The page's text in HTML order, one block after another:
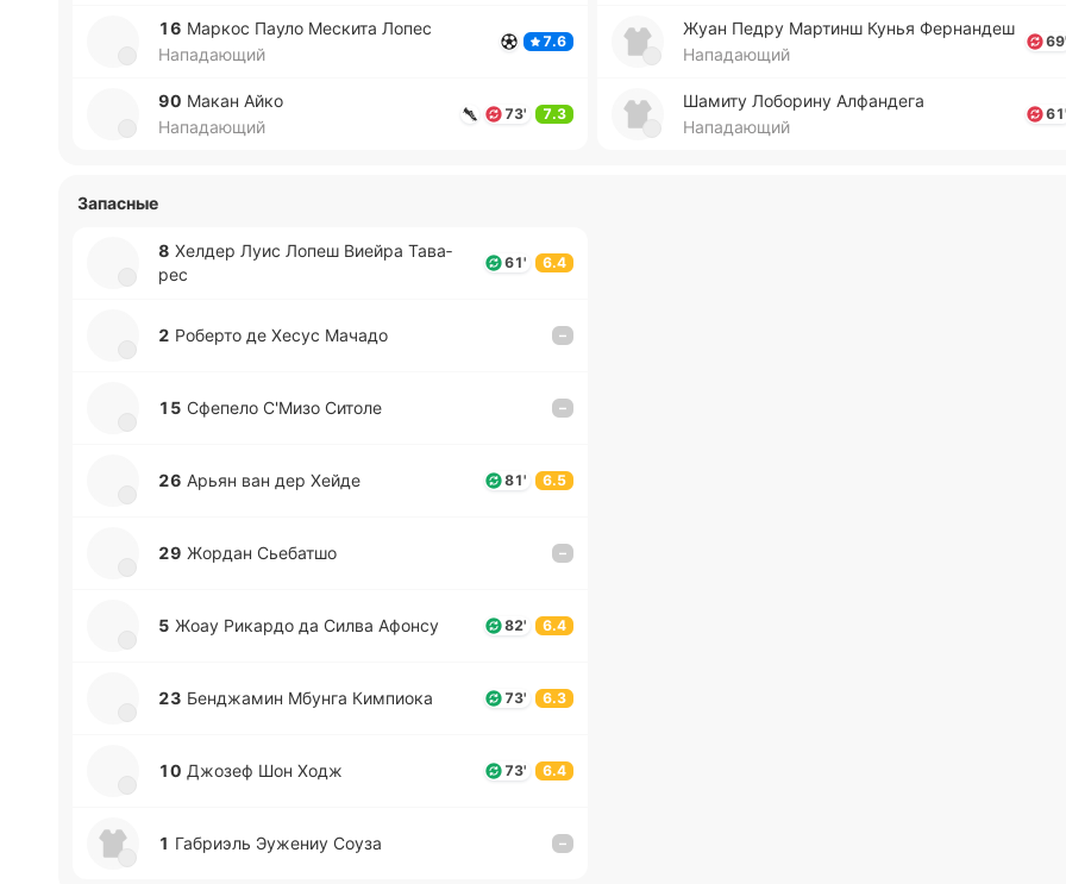
16 Маркос Пауло Ме­ски­та Лопес
Нападающий
7.6
90 Макан Айко
Нападающий
73' 7.3
Жуан Педру Ма­ртинш Кунья Фе­рна­ндеш
Нападающий
Шамиту Ло­бо­ри­ну Алфа­нде­га
Нападающий
Запасные
8 Хелдер Луис Лопеш Виейра Та­ва­
рес
61' 6.4
2 Ро­бе­рто де Хесус Мачадо –
15 Сфе­пе­ло С'Мизо Ситоле –
26 Арьян ван дер Хейде 81' 6.5
29 Жордан Сье­ба­тшо –
5 Жоау Ри­ка­рдо да Силва Афонсу 82' 6.4
23 Бе­нджа­мин Мбунга Ки­мпио­ка 73' 6.3
10 Джозеф Шон Ходж 73' 6.4
1 Га­бриэль Эу­же­ниу Соуза –